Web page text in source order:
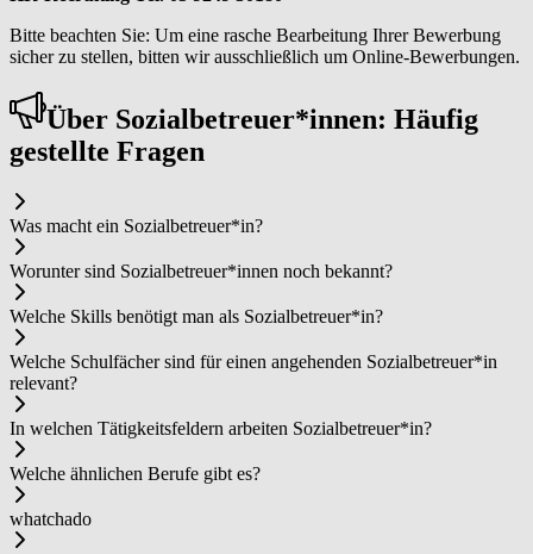
Bitte beachten Sie: Um eine rasche Bearbeitung Ihrer Bewerbung
sicher zu stellen, bitten wir ausschließlich um Online-Bewerbungen.
Über So­zi­al­be­treu­er*in­nen: Häufig
gestellte Fragen
Was macht ein So­zi­al­be­treu­er*in?
Worunter sind So­zi­al­be­treu­er*in­nen noch bekannt?
Welche Skills benötigt man als So­zi­al­be­treu­er*in?
Welche Schulfächer sind für einen angehenden So­zi­al­be­treu­er*in
relevant?
In welchen Tätigkeitsfeldern arbeiten So­zi­al­be­treu­er*in?
Welche ähnlichen Berufe gibt es?
whatchado